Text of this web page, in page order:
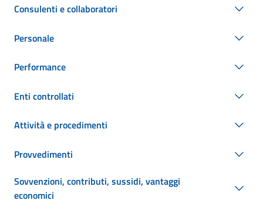
Consulenti e collaboratori
Personale
Performance
Enti controllati
Attività e procedimenti
Provvedimenti
Sovvenzioni, contributi, sussidi, vantaggi
economici